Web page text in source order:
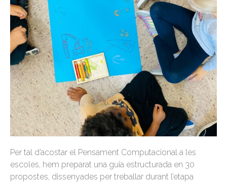
Per tal d’acostar el Pensament Computacional a les
escoles, hem preparat una guia estructurada en 30
propostes, dissenyades per treballar durant l’etapa